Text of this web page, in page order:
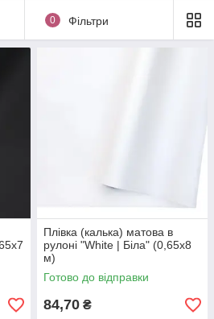
0 Фільтри
Плівка (калька) матова в
рулоні "White | Біла" (0,65х8
м)
Готово до відправки
84,70 ₴